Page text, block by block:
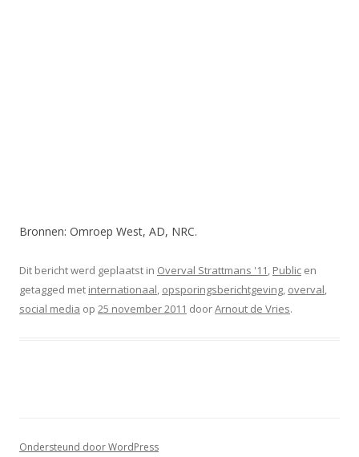
Bronnen: Omroep West, AD, NRC.
Dit bericht werd geplaatst in Overval Strattmans '11, Public en
getagged met internationaal, opsporingsberichtgeving, overval,
social media op 25 november 2011 doorArnout de Vries.
Ondersteund door WordPress